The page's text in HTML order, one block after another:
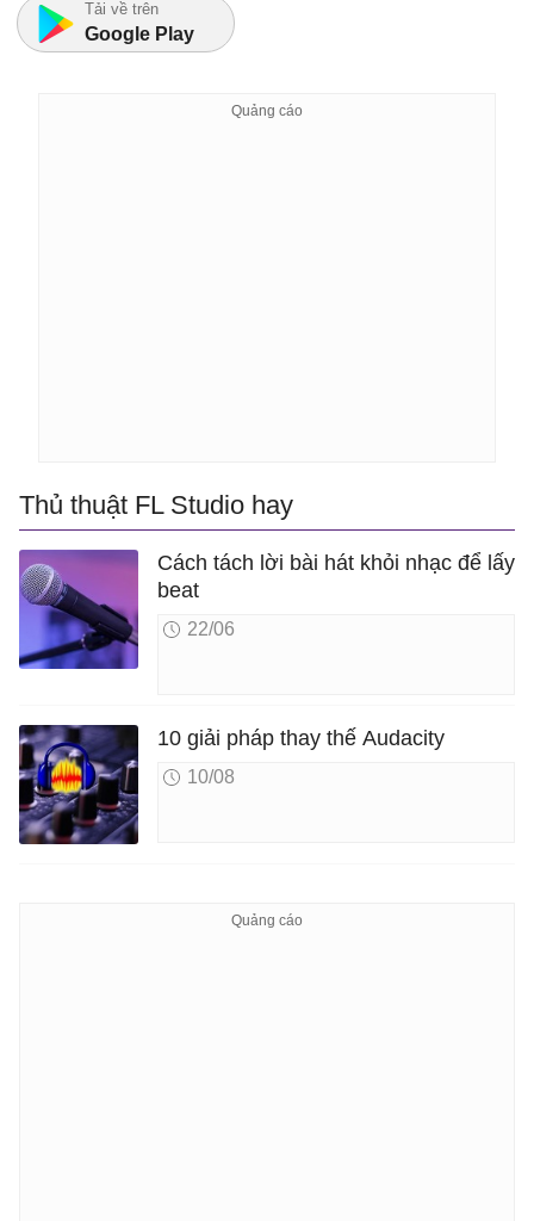
Tải về trên
Google Play
Thủ thuật FL Studio hay
Cách tách lời bài hát khỏi nhạc để lấy
beat
22/06
10 giải pháp thay thế Audacity
10/08